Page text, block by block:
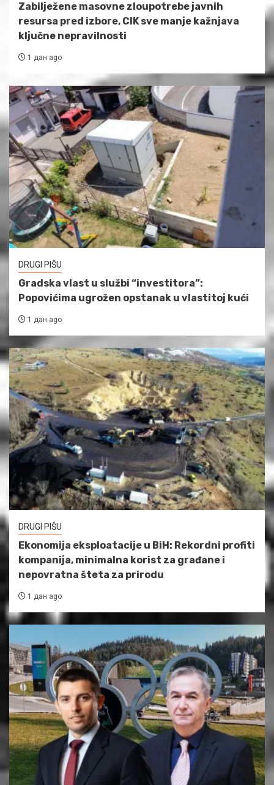
Zabilježene masovne zloupotrebe javnih
resursa pred izbore, CIK sve manje kažnjava
ključne nepravilnosti
1 дан ago
DRUGI PIŠU
Gradska vlast u službi “investitora”:
Popovićima ugrožen opstanak u vlastitoj kući
1 дан ago
DRUGI PIŠU
Ekonomija eksploatacije u BiH: Rekordni profiti
kompanija, minimalna korist za građane i
nepovratna šteta za prirodu
1 дан ago